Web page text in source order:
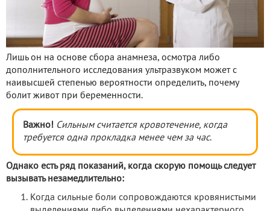
Лишь он на основе сбора анамнеза, осмотра либо
дополнительного исследования ультразвуком может с
наивысшей степенью вероятности определить, почему
болит живот при беременности.
Важно! Сильным считается кровотечение, когда
требуется одна прокладка менее чем за час.
Однако есть ряд показаний, когда скорую помощь следует
вызывать незамедлительно:
Когда сильные боли сопровождаются кровянистыми